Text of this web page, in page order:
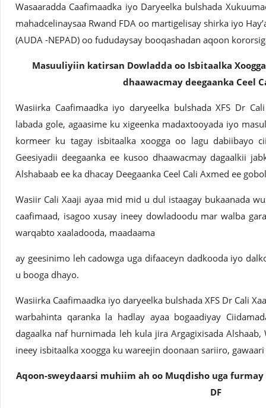
Wasaaradda Caafimaadka iyo Daryeelka bulshada
mahadcelinaysaa Rwand FDA oo martigelisay shirka iyo
(AUDA -NEPAD) oo fududaysay booqashadan aqoon
Masuuliyiin katirsan Dowladda oo Isbitaalka
dhaawacmay deegaanka Ceel
Wasiirka Caafimaadka iyo daryeelka bulshada XFS Dr
labada gole, agaasime ku xigeenka madaxtooyada iyo
kormeer ku tagay isbitaalka xoogga oo lagu dabiibayo
Geesiyadii deegaanka ee kusoo dhaawacmay dagaalkii
Alshabaab ee ka dhacay Deegaanka Ceel Cali Axmed ee
Wasiir Cali Xaaji ayaa mid mid u dul istaagay bukaanada
caafimaad, isagoo xusay ineey dowladoodu mar walba
warqabto xaaladooda, maadaama
ay geesinimo leh cadowga uga difaaceyn dadkooda iyo
u booga dhayo.
Wasiirka Caafimaadka iyo daryeelka bulshada XFS Dr Cali
warbahinta qaranka la hadlay ayaa bogaadiyay
dagaalka naf hurnimada leh kula jira Argagixisada
ineey isbitaalka xoogga ku wareejin doonaan sariiro,
Aqoon-sweydaarsi muhiim ah oo Muqdisho uga
DF